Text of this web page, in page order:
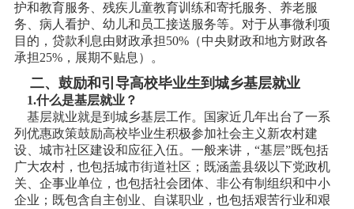
护和教育服务、残疾儿童教育训练和寄托服务、养老服
务、病人看护、幼儿和员工接送服务等。对于从事微利项
目的，贷款利息由财政承担50%（中央财政和地方财政各
承担25%，展期不贴息）。
二、鼓励和引导高校毕业生到城乡基层就业
1.什么是基层就业？
基层就业就是到城乡基层工作。国家近几年出台了一系
列优惠政策鼓励高校毕业生积极参加社会主义新农村建
设、城市社区建设和应征入伍。一般来讲，“基层”既包括
广大农村，也包括城市街道社区；既涵盖县级以下党政机
关、企事业单位，也包括社会团体、非公有制组织和中小
企业；既包含自主创业、自谋职业，也包括艰苦行业和艰